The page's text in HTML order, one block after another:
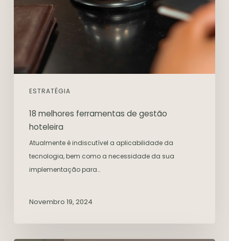
ESTRATÉGIA
18 melhores ferramentas de gestão
hoteleira
Atualmente é indiscutível a aplicabilidade da
tecnologia, bem como a necessidade da sua
implementação para…
Novembro 19, 2024